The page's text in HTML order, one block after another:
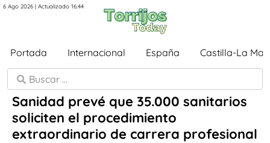
6 Ago 2026 | Actualizado 16:44
Portada Internacional España Castilla-La
Sanidad prevé que 35.000 sanitarios
soliciten el procedimiento
extraordinario de carrera profesional